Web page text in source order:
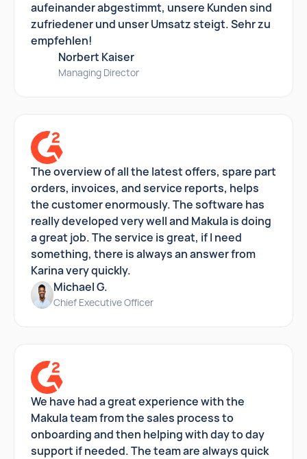
aufeinander abgestimmt, unsere Kunden sind
zufriedener und unser Umsatz steigt. Sehr zu
empfehlen!
Norbert Kaiser
Managing Director
The overview of all the latest offers, spare part
orders, invoices, and service reports, helps
the customer enormously. The software has
really developed very well and Makula is doing
a great job. The service is great, if I need
something, there is always an answer from
Karina very quickly.
Michael G.
Chief Executive Officer
We have had a great experience with the
Makula team from the sales process to
onboarding and then helping with day to day
support if needed. The team are always quick